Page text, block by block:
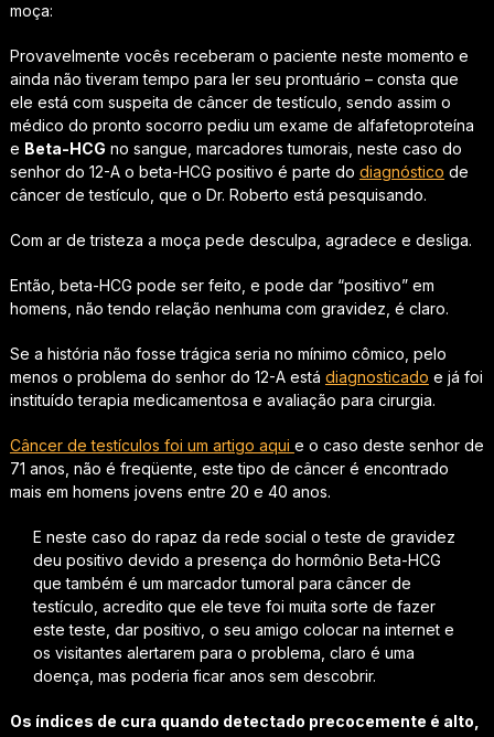
moça:
Provavelmente vocês receberam o paciente neste momento e
ainda não tiveram tempo para ler seu prontuário – consta que
ele está com suspeita de câncer de testículo, sendo assim o
médico do pronto socorro pediu um exame de alfafetoproteína
e Beta-HCG no sangue, marcadores tumorais, neste caso do
senhor do 12-A o beta-HCG positivo é parte do diagnóstico de
câncer de testículo, que o Dr. Roberto está pesquisando.
Com ar de tristeza a moça pede desculpa, agradece e desliga.
Então, beta-HCG pode ser feito, e pode dar “positivo” em
homens, não tendo relação nenhuma com gravidez, é claro.
Se a história não fosse trágica seria no mínimo cômico, pelo
menos o problema do senhor do 12-A está diagnosticado e já foi
instituído terapia medicamentosa e avaliação para cirurgia.
Câncer de testículos foi um artigo aqui e o caso deste senhor de
71 anos, não é freqüente, este tipo de câncer é encontrado
mais em homens jovens entre 20 e 40 anos.
E neste caso do rapaz da rede social o teste de gravidez
deu positivo devido a presença do hormônio Beta-HCG
que também é um marcador tumoral para câncer de
testículo, acredito que ele teve foi muita sorte de fazer
este teste, dar positivo, o seu amigo colocar na internet e
os visitantes alertarem para o problema, claro é uma
doença, mas poderia ficar anos sem descobrir.
Os índices de cura quando detectado precocemente é alto,